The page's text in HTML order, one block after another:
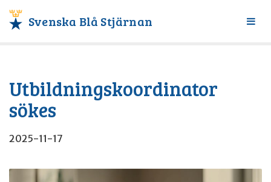
Svenska Blå Stjärnan
Växla
Utbildningskoordinator
sökes
2025-11-17